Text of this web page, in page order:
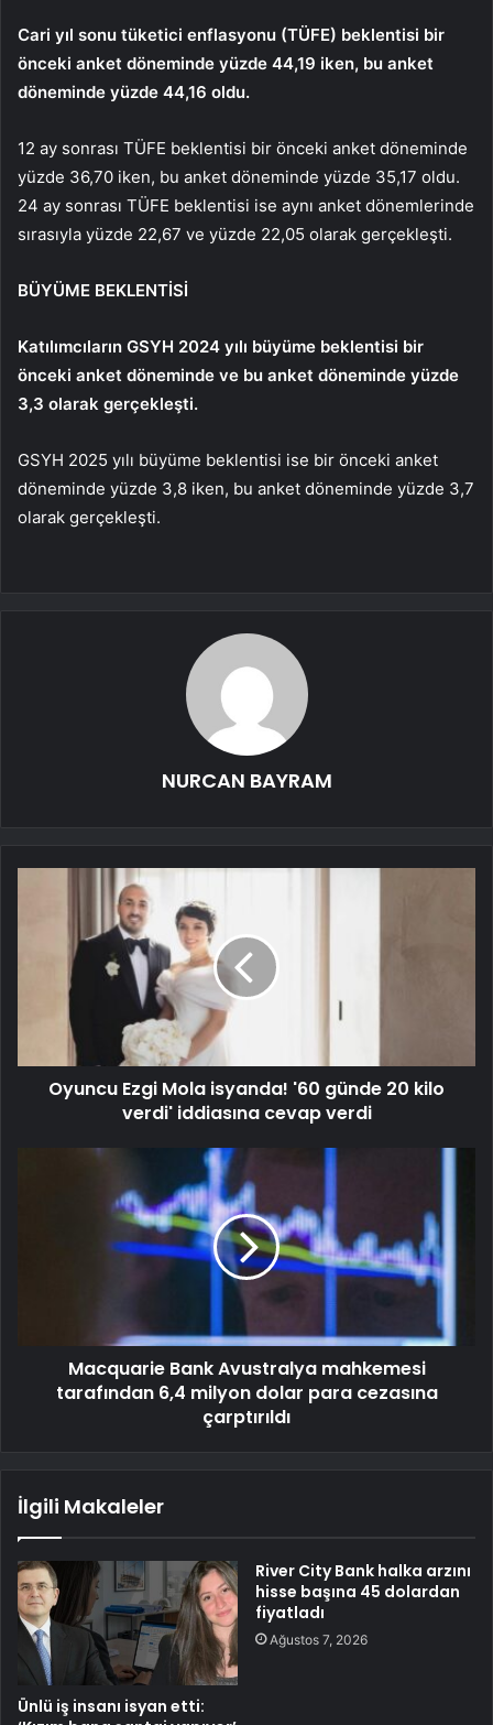
Cari yıl sonu tüketici enflasyonu (TÜFE) beklentisi bir
önceki anket döneminde yüzde 44,19 iken, bu anket
döneminde yüzde 44,16 oldu.
12 ay sonrası TÜFE beklentisi bir önceki anket döneminde
yüzde 36,70 iken, bu anket döneminde yüzde 35,17 oldu.
24 ay sonrası TÜFE beklentisi ise aynı anket dönemlerinde
sırasıyla yüzde 22,67 ve yüzde 22,05 olarak gerçekleşti.
BÜYÜME BEKLENTİSİ
Katılımcıların GSYH 2024 yılı büyüme beklentisi bir
önceki anket döneminde ve bu anket döneminde yüzde
3,3 olarak gerçekleşti.
GSYH 2025 yılı büyüme beklentisi ise bir önceki anket
döneminde yüzde 3,8 iken, bu anket döneminde yüzde 3,7
olarak gerçekleşti.
NURCAN BAYRAM
Oyuncu Ezgi Mola isyanda! '60 günde 20 kilo
verdi' iddiasına cevap verdi
Macquarie Bank Avustralya mahkemesi
tarafından 6,4 milyon dolar para cezasına
çarptırıldı
İlgili Makaleler
Ünlü iş insanı isyan etti:
River City Bank halka arzını
hisse başına 45 dolardan
fiyatladı
Ağustos 7, 2026